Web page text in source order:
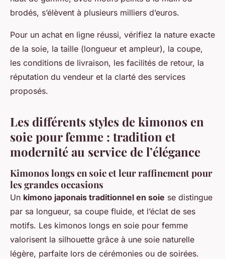
brodés, s’élèvent à plusieurs milliers d’euros.
Pour un achat en ligne réussi, vérifiez la nature exacte
de la soie, la taille (longueur et ampleur), la coupe,
les conditions de livraison, les facilités de retour, la
réputation du vendeur et la clarté des services
proposés.
Les différents styles de kimonos en
soie pour femme : tradition et
modernité au service de l’élégance
Kimonos longs en soie et leur raffinement pour
les grandes occasions
Un kimono japonais traditionnel en soie se distingue
par sa longueur, sa coupe fluide, et l’éclat de ses
motifs. Les kimonos longs en soie pour femme
valorisent la silhouette grâce à une soie naturelle
légère, parfaite lors de cérémonies ou de soirées.